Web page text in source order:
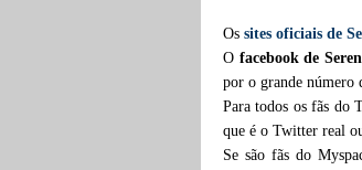
Os sites oficiais de
O facebook de
por o grande número
Para todos os fãs do
que é o Twitter real
Se são fãs do